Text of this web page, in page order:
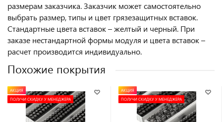
размерам заказчика. Заказчик может самостоятельно
выбрать размер, типы и цвет грязезащитных вставок.
Стандартные цвета вставок – желтый и черный. При
заказе нестандартной формы модуля и цвета вставок –
расчет производится индивидуально.
Похожие покрытия
АКЦИЯ
ПОЛУЧИ СКИДКУ У МЕНЕДЖЕРА
АКЦИЯ
ПОЛУЧИ СКИДКУ У МЕНЕДЖЕРА